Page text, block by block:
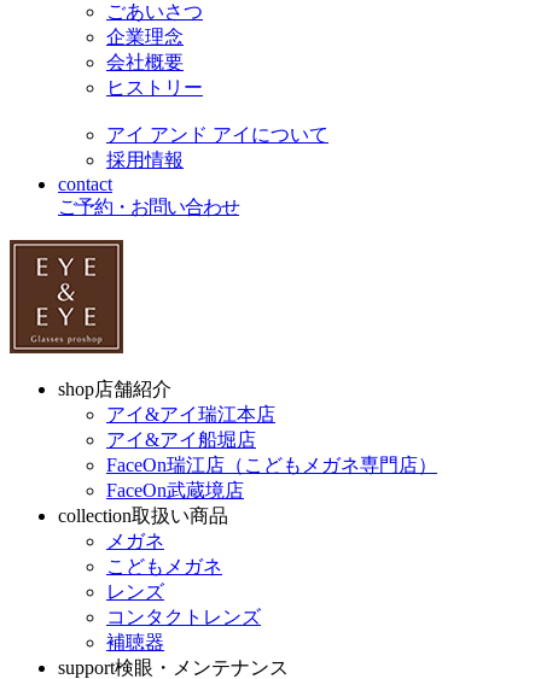
ごあいさつ
企業理念
会社概要
ヒストリー
アイ アンド アイについて
採用情報
contact
ご予約・お問い合わせ
shop店舗紹介
アイ&アイ瑞江本店
アイ&アイ船堀店
FaceOn瑞江店（こどもメガネ専門店）
FaceOn武蔵境店
collection取扱い商品
メガネ
こどもメガネ
レンズ
コンタクトレンズ
補聴器
support検眼・メンテナンス